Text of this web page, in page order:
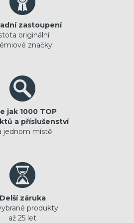
zastoupení
originální
značky
jak 1000 TOP
a příslušenství
jednom místě
Delší záruka
produkty
až 25 let